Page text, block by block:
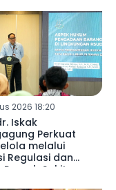
2026 18:20
Iskak
Perkuat
melalui
Regulasi dan
Rumah Sakit